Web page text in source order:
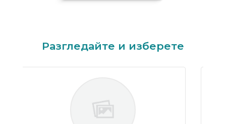
Разгледайте и изберете